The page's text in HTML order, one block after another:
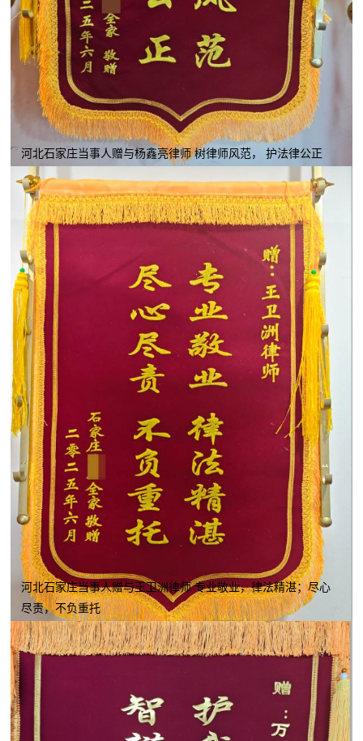
河北石家庄当事人赠与杨鑫亮律师 树律师风范， 护法律公正
河北石家庄当事人赠与王卫洲律师 专业敬业，律法精湛；尽心
尽责，不负重托